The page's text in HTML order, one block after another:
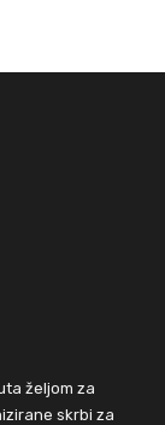
željom za
skrbi za